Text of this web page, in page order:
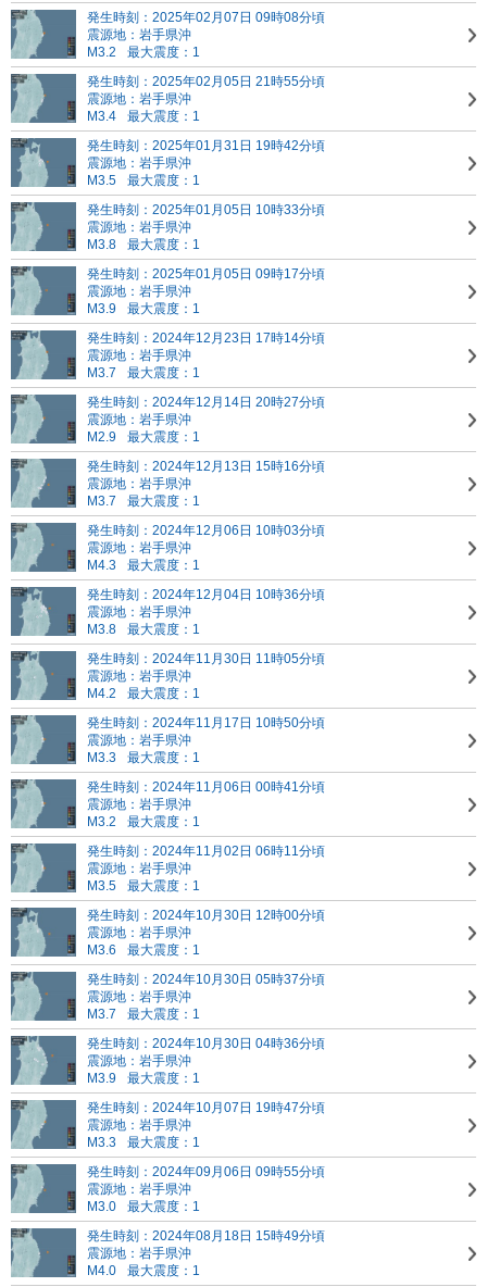
発生時刻：2025年02月07日 09時08分頃
震源地：岩手県沖
M3.2
最大震度：1
発生時刻：2025年02月05日 21時55分頃
震源地：岩手県沖
M3.4
最大震度：1
発生時刻：2025年01月31日 19時42分頃
震源地：岩手県沖
M3.5
最大震度：1
発生時刻：2025年01月05日 10時33分頃
震源地：岩手県沖
M3.8
最大震度：1
発生時刻：2025年01月05日 09時17分頃
震源地：岩手県沖
M3.9
最大震度：1
発生時刻：2024年12月23日 17時14分頃
震源地：岩手県沖
M3.7
最大震度：1
発生時刻：2024年12月14日 20時27分頃
震源地：岩手県沖
M2.9
最大震度：1
発生時刻：2024年12月13日 15時16分頃
震源地：岩手県沖
M3.7
最大震度：1
発生時刻：2024年12月06日 10時03分頃
震源地：岩手県沖
M4.3
最大震度：1
発生時刻：2024年12月04日 10時36分頃
震源地：岩手県沖
M3.8
最大震度：1
発生時刻：2024年11月30日 11時05分頃
震源地：岩手県沖
M4.2
最大震度：1
発生時刻：2024年11月17日 10時50分頃
震源地：岩手県沖
M3.3
最大震度：1
発生時刻：2024年11月06日 00時41分頃
震源地：岩手県沖
M3.2
最大震度：1
発生時刻：2024年11月02日 06時11分頃
震源地：岩手県沖
M3.5
最大震度：1
発生時刻：2024年10月30日 12時00分頃
震源地：岩手県沖
M3.6
最大震度：1
発生時刻：2024年10月30日 05時37分頃
震源地：岩手県沖
M3.7
最大震度：1
発生時刻：2024年10月30日 04時36分頃
震源地：岩手県沖
M3.9
最大震度：1
発生時刻：2024年10月07日 19時47分頃
震源地：岩手県沖
M3.3
最大震度：1
発生時刻：2024年09月06日 09時55分頃
震源地：岩手県沖
M3.0
最大震度：1
発生時刻：2024年08月18日 15時49分頃
震源地：岩手県沖
M4.0
最大震度：1